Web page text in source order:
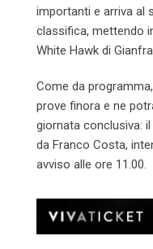
importanti e arriva al
classifica, mettendo
White Hawk di
Come da
prove finora e ne
giornata conclusiva:
da Franco Costa,
avviso alle ore 11.00.